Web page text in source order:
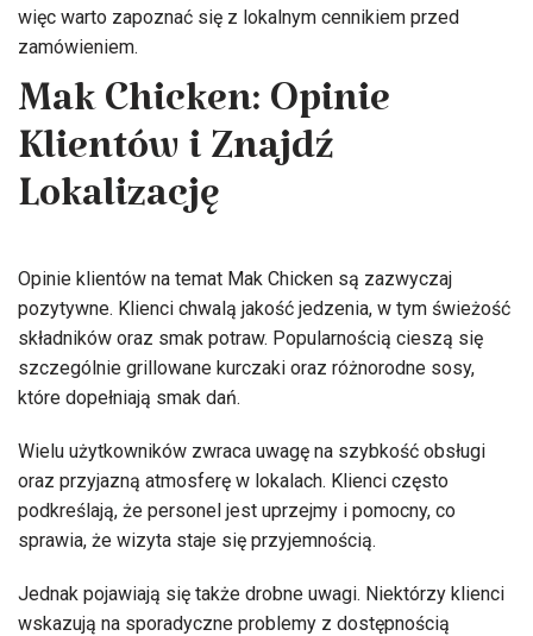
więc warto zapoznać się z lokalnym cennikiem przed
zamówieniem.
Mak Chicken: Opinie
Klientów i Znajdź
Lokalizację
Opinie klientów na temat Mak Chicken są zazwyczaj
pozytywne. Klienci chwalą jakość jedzenia, w tym świeżość
składników oraz smak potraw. Popularnością cieszą się
szczególnie grillowane kurczaki oraz różnorodne sosy,
które dopełniają smak dań.
Wielu użytkowników zwraca uwagę na szybkość obsługi
oraz przyjazną atmosferę w lokalach. Klienci często
podkreślają, że personel jest uprzejmy i pomocny, co
sprawia, że wizyta staje się przyjemnością.
Jednak pojawiają się także drobne uwagi. Niektórzy klienci
wskazują na sporadyczne problemy z dostępnością